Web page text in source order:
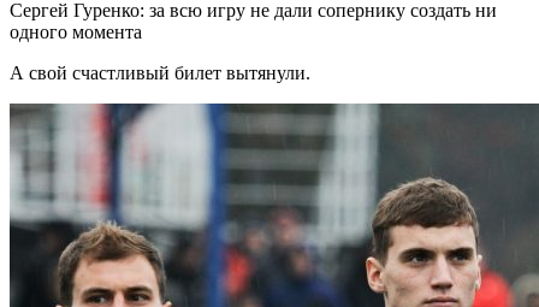
Сергей Гуренко: за всю игру не дали сопернику создать ни
одного момента
А свой счастливый билет вытянули.